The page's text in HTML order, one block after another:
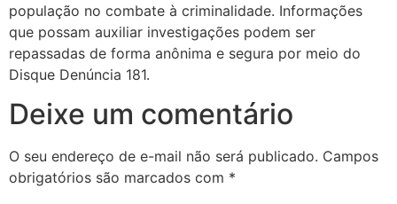
população no combate à criminalidade. Informações
que possam auxiliar investigações podem ser
repassadas de forma anônima e segura por meio do
Disque Denúncia 181.
Deixe um comentário
O seu endereço de e-mail não será publicado. Campos
obrigatórios são marcados com *